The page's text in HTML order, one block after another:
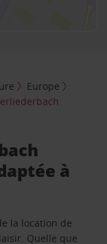
Europe
à
la location de
Quelle que